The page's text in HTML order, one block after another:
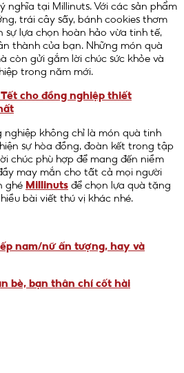
nghĩa tại Millinuts. Với các sản phẩm
trái cây sấy, bánh cookies thơm
sự lựa chọn hoàn hảo vừa tinh tế,
thành của bạn. Những món quà
còn gửi gắm lời chúc sức khỏe và
trong năm mới.
Tết cho đồng nghiệp thiết
nghiệp không chỉ là món quà tinh
sự hòa đồng, đoàn kết trong tập
chúc phù hợp để mang đến niềm
may mắn cho tất cả mọi người
ghé Millinuts để chọn lựa quà tặng
bài viết thú vị khác nhé.
nam/nữ ấn tượng, hay và
bè, bạn thân chí cốt hài